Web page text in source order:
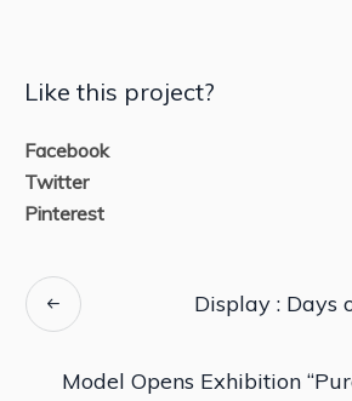
Like this project?
Facebook
Twitter
Pinterest
Display : Days
Model Opens Exhibition